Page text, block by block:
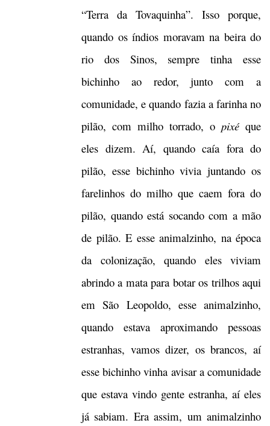
“Terra da Tovaquinha”. Isso porque,
quando os índios moravam na beira do
rio dos Sinos, sempre tinha esse
bichinho ao redor, junto com a
comunidade, e quando fazia a farinha no
pilão, com milho torrado, o pixé que
eles dizem. Aí, quando caía fora do
pilão, esse bichinho vivia juntando os
farelinhos do milho que caem fora do
pilão, quando está socando com a mão
de pilão. E esse animalzinho, na época
da colonização, quando eles viviam
abrindo a mata para botar os trilhos aqui
em São Leopoldo, esse animalzinho,
quando estava aproximando pessoas
estranhas, vamos dizer, os brancos, aí
esse bichinho vinha avisar a comunidade
que estava vindo gente estranha, aí eles
já sabiam. Era assim, um animalzinho